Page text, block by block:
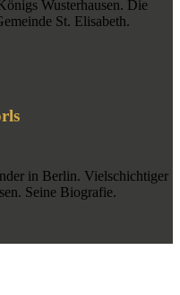
Wusterhausen. Die
St. Elisabeth.
in Berlin. Vielschichtiger
Seine Biografie.